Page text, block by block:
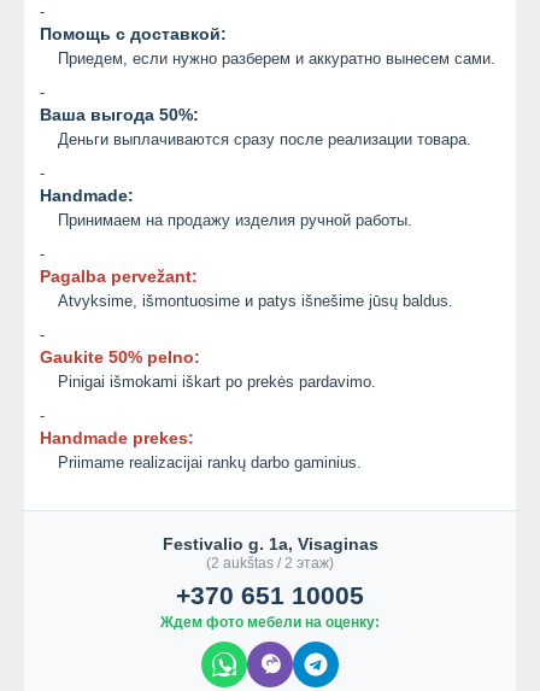
-
Помощь с доставкой:
Приедем, если нужно разберем и аккуратно вынесем сами.
-
Ваша выгода 50%:
Деньги выплачиваются сразу после реализации товара.
-
Handmade:
Принимаем на продажу изделия ручной работы.
-
Pagalba pervežant:
Atvyksime, išmontuosime и patys išnešime jūsų baldus.
-
Gaukite 50% pelno:
Pinigai išmokami iškart po prekės pardavimo.
-
Handmade prekes:
Priimame realizacijai rankų darbo gaminius.
Festivalio g. 1a, Visaginas
(2 aukštas / 2 этаж)
+370 651 10005
Ждем фото мебели на оценку: